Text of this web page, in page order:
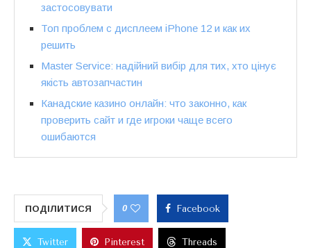
застосовувати
Топ проблем с дисплеем iPhone 12 и как их
решить
Master Service: надійний вибір для тих, хто цінує
якість автозапчастин
Канадские казино онлайн: что законно, как
проверить сайт и где игроки чаще всего
ошибаются
ПОДІЛИТИСЯ 0 Facebook
Twitter Pinterest Threads